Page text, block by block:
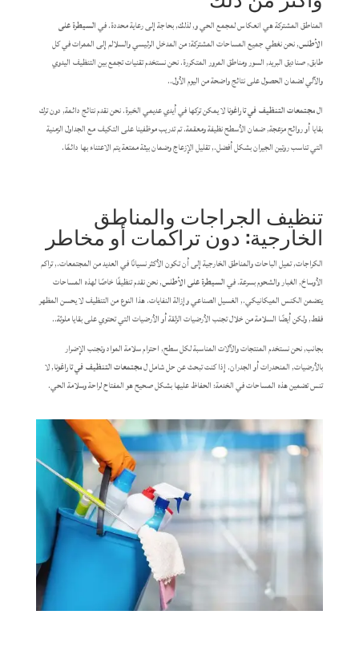
المناطق المشتركة هي انعكاس لمجمع الحي و, لذلك, بحاجة إلى رعاية محددة. فيالسيطرة على
الأطلس, نحن نغطي جميع المساحات المشتركة: من المدخل الرئيسي والسلالم إلى الممرات في كل
طابق, صناديق البريد, السور ومناطق المرور المتكررة. نحن نستخدم تقنيات تجمع بين التنظيف اليدوي
والآلي لضمان الحصول على نتائج واضحة من اليوم الأول..
المجتمعات التنظيف في تاراغونالا يمكن تركها في أيدي عديمي الخبرة. نحن نقدم نتائج دائمة, دون ترك
بقايا أو روائح مزعجة, ضمان الأسطح نظيفة ومعقمة. تم تدريب موظفينا على التكيف مع الجداول الزمنية
التي تناسب روتين الجيران بشكل أفضل., تقليل الإزعاج وضمان بيئة ممتعة يتم الاعتناء بها دائمًا.
تنظيف الجراجات والمناطق
الخارجية: دون تراكمات أو مخاطر
الكراجات, تميل الباحات والمناطق الخارجية إلى أن تكون الأكثر نسيانًا في العديد من المجتمعات., تراكم
الأوساخ, الغبار والشحوم بسرعة. فيالسيطرة على الأطلس, نحن نقدم تنظيفًا خاصًا لهذه المساحات
يتضمن الكنس الميكانيكي., الغسيل الصناعي وإزالة النفايات. هذا النوع من التنظيف لا يحسن المظهر
فقط, ولكن أيضًا السلامة من خلال تجنب الأرضيات الزلقة أو الأرضيات التي تحتوي على بقايا ملوثة..
بجانب, نحن نستخدم المنتجات والآلات المناسبة لكل سطح, احترام سلامة المواد وتجنب الإضرار
بالأرضيات, المنحدرات أو الجدران. إذا كنت تبحث عن حل شامل لمجتمعات التنظيف في تاراغونا, لا
تنس تضمين هذه المساحات في الخدمة: الحفاظ عليها بشكل صحيح هو المفتاح لراحة وسلامة الحي.